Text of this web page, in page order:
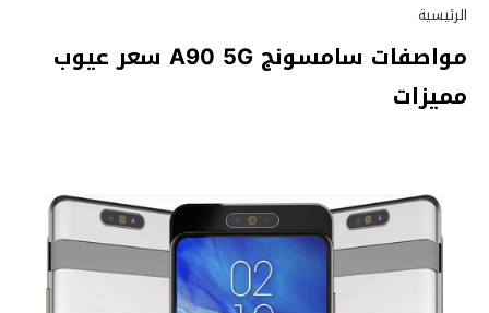
الرئيسية
مواصفات سامسونج A90 5G سعر عيوب
مميزات